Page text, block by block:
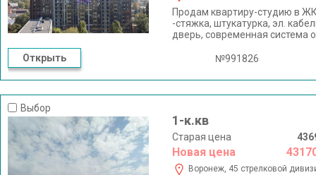
Пpoдaм квapтиру-студию в
-стяжка, штукатурка, эл.
дверь, современная система
автовокзал, остановки
29.Звоните! С удовольствием
Открыть №991826
Выбор
1-к.кв
Старая цена
Новая цена
Воронеж, 45 стрелковой